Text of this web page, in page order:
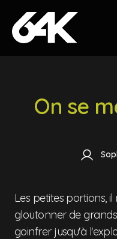
Skip to content
On se
Les petites portions,
gloutonner de
goinfrer jusqu'à